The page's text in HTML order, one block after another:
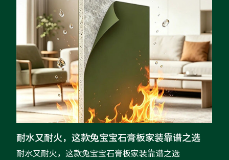
耐水又耐火，这款兔宝宝石膏板家装靠谱之选
耐水又耐火，这款兔宝宝石膏板家装靠谱之选